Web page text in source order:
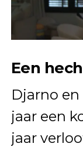
Een
Djarno
jaar een
jaar